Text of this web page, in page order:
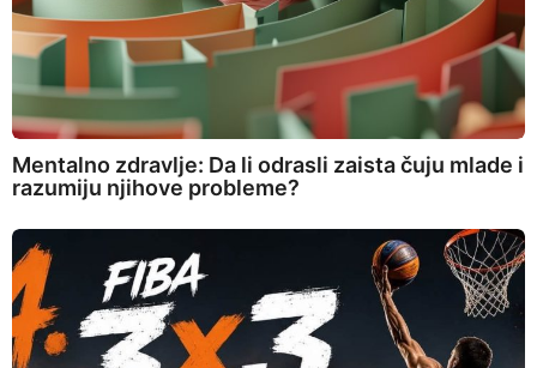
Mentalno zdravlje: Da li odrasli zaista čuju mlade i
razumiju njihove probleme?